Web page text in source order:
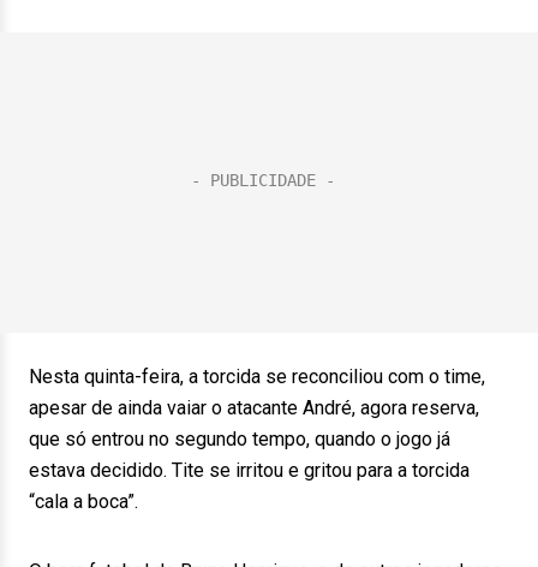
Nesta quinta-feira, a torcida se reconciliou com o time,
apesar de ainda vaiar o atacante André, agora reserva,
que só entrou no segundo tempo, quando o jogo já
estava decidido. Tite se irritou e gritou para a torcida
“cala a boca”.